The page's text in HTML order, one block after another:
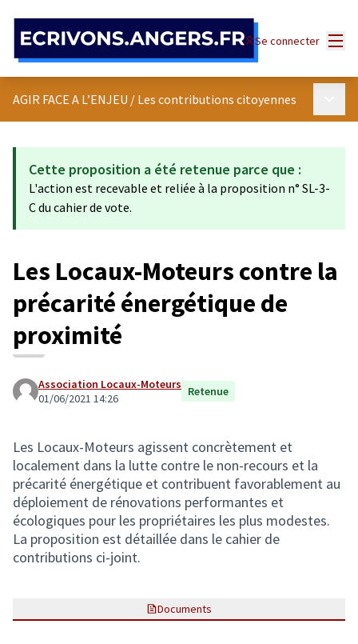
Se connecter
AGIR FACE A L’ENJEU / Les contributions citoyennes
Cette proposition a été retenue parce que :
L'action est recevable et reliée à la proposition n° SL-3-
C du cahier de vote.
Les Locaux-Moteurs contre la
précarité énergétique de
proximité
Association Locaux-Moteurs
01/06/2021 14:26
Retenue
Les Locaux-Moteurs agissent concrètement et
localement dans la lutte contre le non-recours et la
précarité énergétique et contribuent favorablement au
déploiement de rénovations performantes et
écologiques pour les propriétaires les plus modestes.
La proposition est détaillée dans le cahier de
contributions ci-joint.
Documents